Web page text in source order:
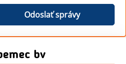
Odoslať správy
bv